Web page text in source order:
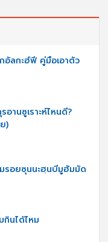
ลกะฮ์ฟี คู่มือเอาตัว
านซูเราะห์ไหนดี?
)
รอยซุนนะฮฺนบีมูฮัมมัด
กินได้ไหม